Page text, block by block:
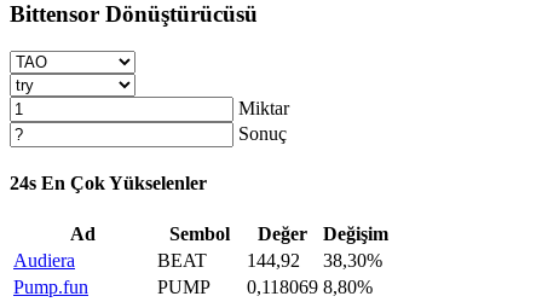
Bittensor Dönüştürücüsü
Miktar
Sonuç
24s En Çok Yükselenler
Ad Sembol Değer
Değişim
Audiera
BEAT 144,92
38,30%
Pump.fun
PUMP 0,118069 8,80%